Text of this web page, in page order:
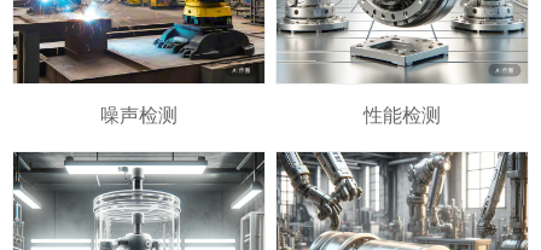
噪声检测 性能检测